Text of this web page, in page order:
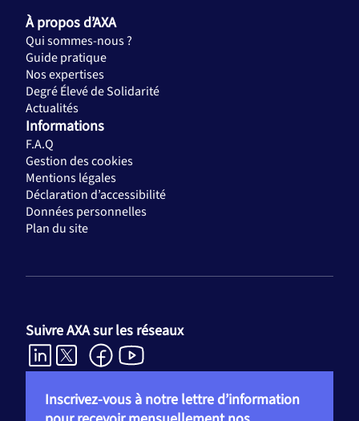
À propos d’AXA
Qui sommes-nous ?
Guide pratique
Nos expertises
Degré Élevé de Solidarité
Actualités
Informations
F.A.Q
Gestion des cookies
Mentions légales
Déclaration d’accessibilité
Données personnelles
Plan du site
Suivre AXA sur les réseaux
Inscrivez-vous à notre lettre d’information